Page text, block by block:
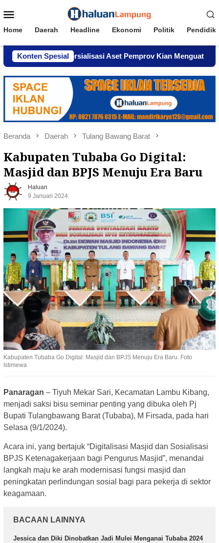
ke
Mobile
Home Daerah Headline Ekonomi Politik
Konten Spesial
Komersialisasi Aset Pemprov Kian Menguat AWPI
Beranda Daerah Tulang Bawang Barat
Kabupaten Tubaba Go Digital:
Masjid dan BPJS Menuju Era Baru
Haluan
9 Januari 2024
Kabupaten Tubaba Go Digital: Masjid dan BPJS Menuju Era Baru. Foto
Istimewa
Panaragan – Tiyuh Mekar Sari, Kecamatan Lambu Kibang,
menjadi saksi bisu seminar penting yang dibuka oleh Pj
Bupati Tulangbawang Barat (Tubaba), M Firsada, pada hari
Selasa (9/1/2024).
Acara ini, yang bertajuk “Digitalisasi Masjid dan Sosialisasi
BPJS Ketenagakerjaan bagi Pengurus Masjid”, menandai
langkah maju ke arah modernisasi fungsi masjid dan
peningkatan perlindungan sosial bagi para pekerja di sektor
keagamaan.
BACAAN LAINNYA
Jessica dan Diki Dinobatkan Jadi Mulei Menganai Tubaba 2024